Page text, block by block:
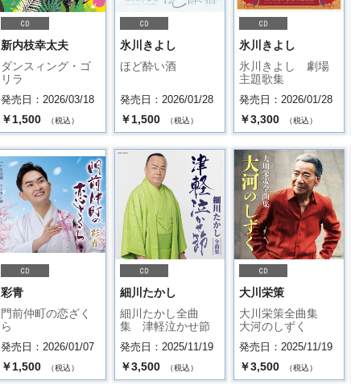
新内枝幸太夫
ダンスィング・ゴ
リラ
発売日：2026/03/18
￥1,500 （税込）
氷川きよし
ほど酔い酒
発売日：2026/01/28
￥1,500 （税込）
氷川きよし
氷川きよし 劇場
主題歌集
発売日：2026/01/28
￥3,300 （税込）
彩青
門前仲町の恋ざく
ら
発売日：2026/01/07
￥1,500 （税込）
細川たかし
細川たかし全曲
集 津軽泣かせ節
発売日：2025/11/19
￥3,500 （税込）
大川栄策
大川栄策全曲集
大河のしずく
発売日：2025/11/19
￥3,500 （税込）